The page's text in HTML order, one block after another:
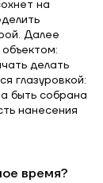
на
Далее
делать
глазуровкой:
быть собрана
нанесения
время?